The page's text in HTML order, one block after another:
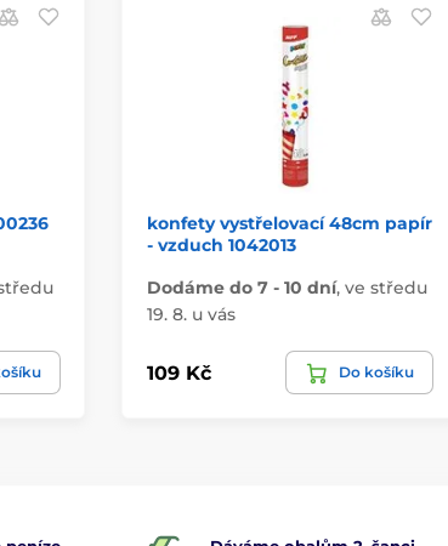
konfety vystřelovací 48cm papír
- vzduch 1042013
Dodáme do 7 - 10 dní, ve středu
19. 8. u vás
109 Kč Do košíku